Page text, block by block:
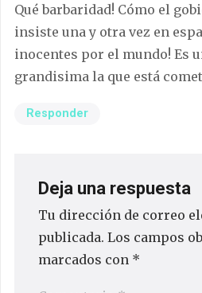
Qué barbaridad! Cómo el
insiste una y otra vez en
inocentes por el mundo! Es
grandisima la que está
Responder
Deja una respuesta
Tu dirección de correo
publicada. Los campos
marcados con *